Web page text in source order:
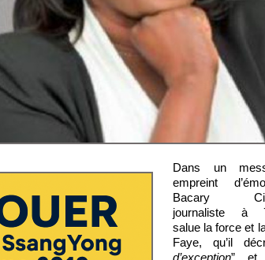
Dans un
empreint
Bacary
journaliste à
salue la force et
Faye, qu’il
d’exception” et